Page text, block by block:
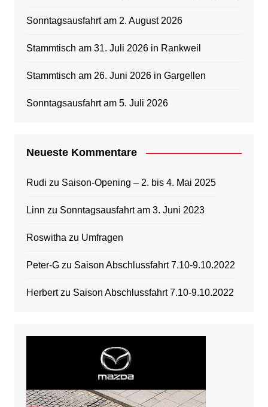
Sonntagsausfahrt am 2. August 2026
Stammtisch am 31. Juli 2026 in Rankweil
Stammtisch am 26. Juni 2026 in Gargellen
Sonntagsausfahrt am 5. Juli 2026
Neueste Kommentare
Rudi zu Saison-Opening – 2. bis 4. Mai 2025
Linn zu Sonntagsausfahrt am 3. Juni 2023
Roswitha zu Umfragen
Peter-Gzu Saison Abschlussfahrt 7.10-9.10.2022
Herbertzu Saison Abschlussfahrt 7.10-9.10.2022